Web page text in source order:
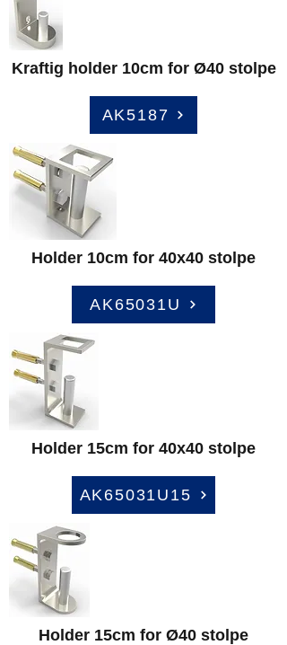
Kraftig holder 10cm for Ø40 stolpe
AK5187
Holder 10cm for 40x40 stolpe
AK65031U
Holder 15cm for 40x40 stolpe
AK65031U15
Holder 15cm for Ø40 stolpe